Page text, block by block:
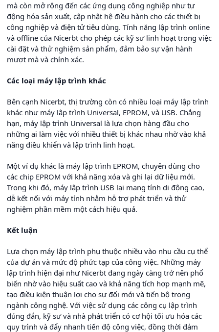
mà còn mở rộng đến các ứng dụng công nghiệp như tự
động hóa sản xuất, cập nhật hệ điều hành cho các thiết bị
công nghiệp và điện tử tiêu dùng. Tính năng lập trình online
và offline của Nicerbt cho phép các kỹ sư linh hoạt trong việc
cài đặt và thử nghiệm sản phẩm, đảm bảo sự vận hành
mượt mà và chính xác.
Các loại máy lập trình khác
Bên cạnh Nicerbt, thị trường còn có nhiều loại máy lập trình
khác như máy lập trình Universal, EPROM, và USB. Chẳng
hạn, máy lập trình Universal là lựa chọn hàng đầu cho
những ai làm việc với nhiều thiết bị khác nhau nhờ vào khả
năng điều khiển và lập trình linh hoạt.
Một ví dụ khác là máy lập trình EPROM, chuyên dùng cho
các chip EPROM với khả năng xóa và ghi lại dữ liệu mới.
Trong khi đó, máy lập trình USB lại mang tính di động cao,
dễ kết nối với máy tính nhằm hỗ trợ phát triển và thử
nghiệm phần mềm một cách hiệu quả.
Kết luận
Lựa chọn máy lập trình phụ thuộc nhiều vào nhu cầu cụ thể
của dự án và mức độ phức tạp của công việc. Những máy
lập trình hiện đại như Nicerbt đang ngày càng trở nên phổ
biến nhờ vào hiệu suất cao và khả năng tích hợp mạnh mẽ,
tạo điều kiện thuận lợi cho sự đổi mới và tiến bộ trong
ngành công nghệ. Với việc sử dụng các công cụ lập trình
đúng đắn, kỹ sư và nhà phát triển có cơ hội tối ưu hóa các
quy trình và đẩy nhanh tiến độ công việc, đồng thời đảm